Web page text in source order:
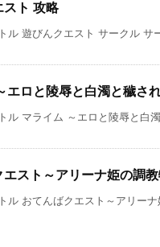
スト 攻略
ル 遊びんクエスト サークル サ
エロと陵辱と白濁と穢さ
ル マライム ～エロと陵辱と白
エスト～アリーナ姫の調
ル おてんばクエスト～アリー